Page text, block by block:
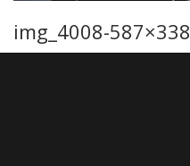
img_4008-587×338